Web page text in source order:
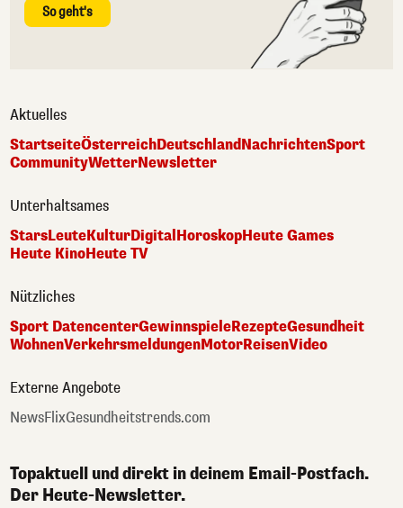
So geht's
Aktuelles
StartseiteÖsterreichDeutschlandNachrichtenSport
CommunityWetterNewsletter
Unterhaltsames
StarsLeuteKulturDigital HoroskopHeute Games
Heute KinoHeute TV
Nützliches
Sport DatencenterGewinnspieleRezepteGesundheit
WohnenVerkehrsmeldungenMotorReisenVideo
Externe Angebote
NewsFlixGesundheitstrends.com
Topaktuell und direkt in deinem Email-Postfach.
Der Heute-Newsletter.